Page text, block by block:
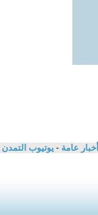
أخبار عامة - يوتيوب التمدن